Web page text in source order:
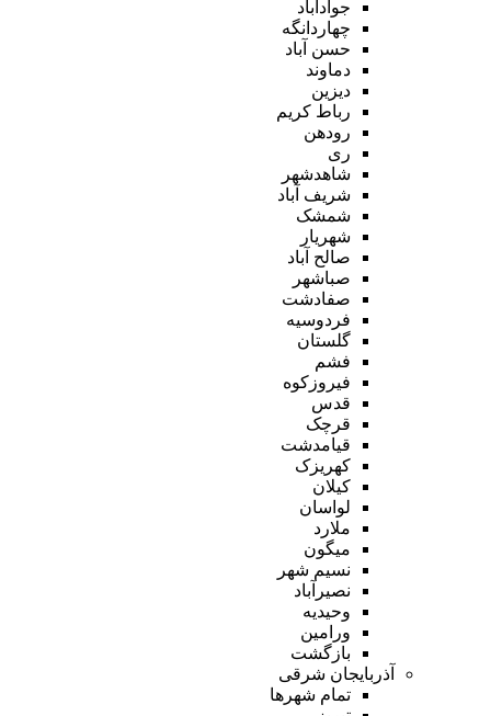
جوادآباد
چهاردانگه
حسن آباد
دماوند
دیزین
رباط کریم
رودهن
ری
شاهدشهر
شریف آباد
شمشک
شهریار
صالح آباد
صباشهر
صفادشت
فردوسیه
گلستان
فشم
فیروزکوه
قدس
قرچک
قیامدشت
کهریزک
کیلان
لواسان
ملارد
میگون
نسیم شهر
نصیرآباد
وحیدیه
ورامین
بازگشت
آذربایجان شرقی
تمام شهر‌ها